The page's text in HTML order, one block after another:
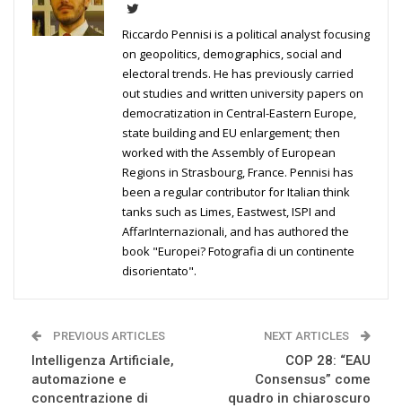
Riccardo Pennisi is a political analyst focusing
on geopolitics, demographics, social and
electoral trends. He has previously carried
out studies and written university papers on
democratization in Central-Eastern Europe,
state building and EU enlargement; then
worked with the Assembly of European
Regions in Strasbourg, France. Pennisi has
been a regular contributor for Italian think
tanks such as Limes, Eastwest, ISPI and
AffarInternazionali, and has authored the
book "Europei? Fotografia di un continente
disorientato".
PREVIOUS ARTICLES
Intelligenza Artificiale,
automazione e
concentrazione di
NEXT ARTICLES
COP 28: “EAU
Consensus” come
quadro in chiaroscuro